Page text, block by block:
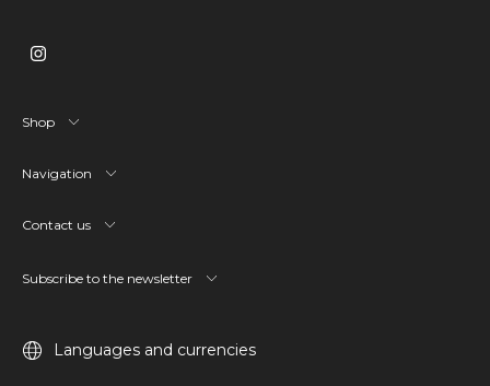
Shop
Navigation
Contact us
Subscribe to the newsletter
Languages and currencies